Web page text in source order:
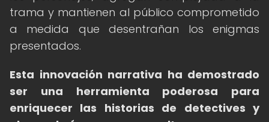
trama y mantienen al público comprometido
a medida que desentrañan los enigmas
presentados.
Esta innovación narrativa ha demostrado
ser una herramienta poderosa para
enriquecer las historias de detectives y